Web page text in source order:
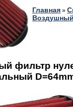
Главная »
фильтр